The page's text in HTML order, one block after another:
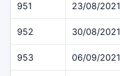
951 23/08/2021
952 30/08/2021
953 06/09/2021